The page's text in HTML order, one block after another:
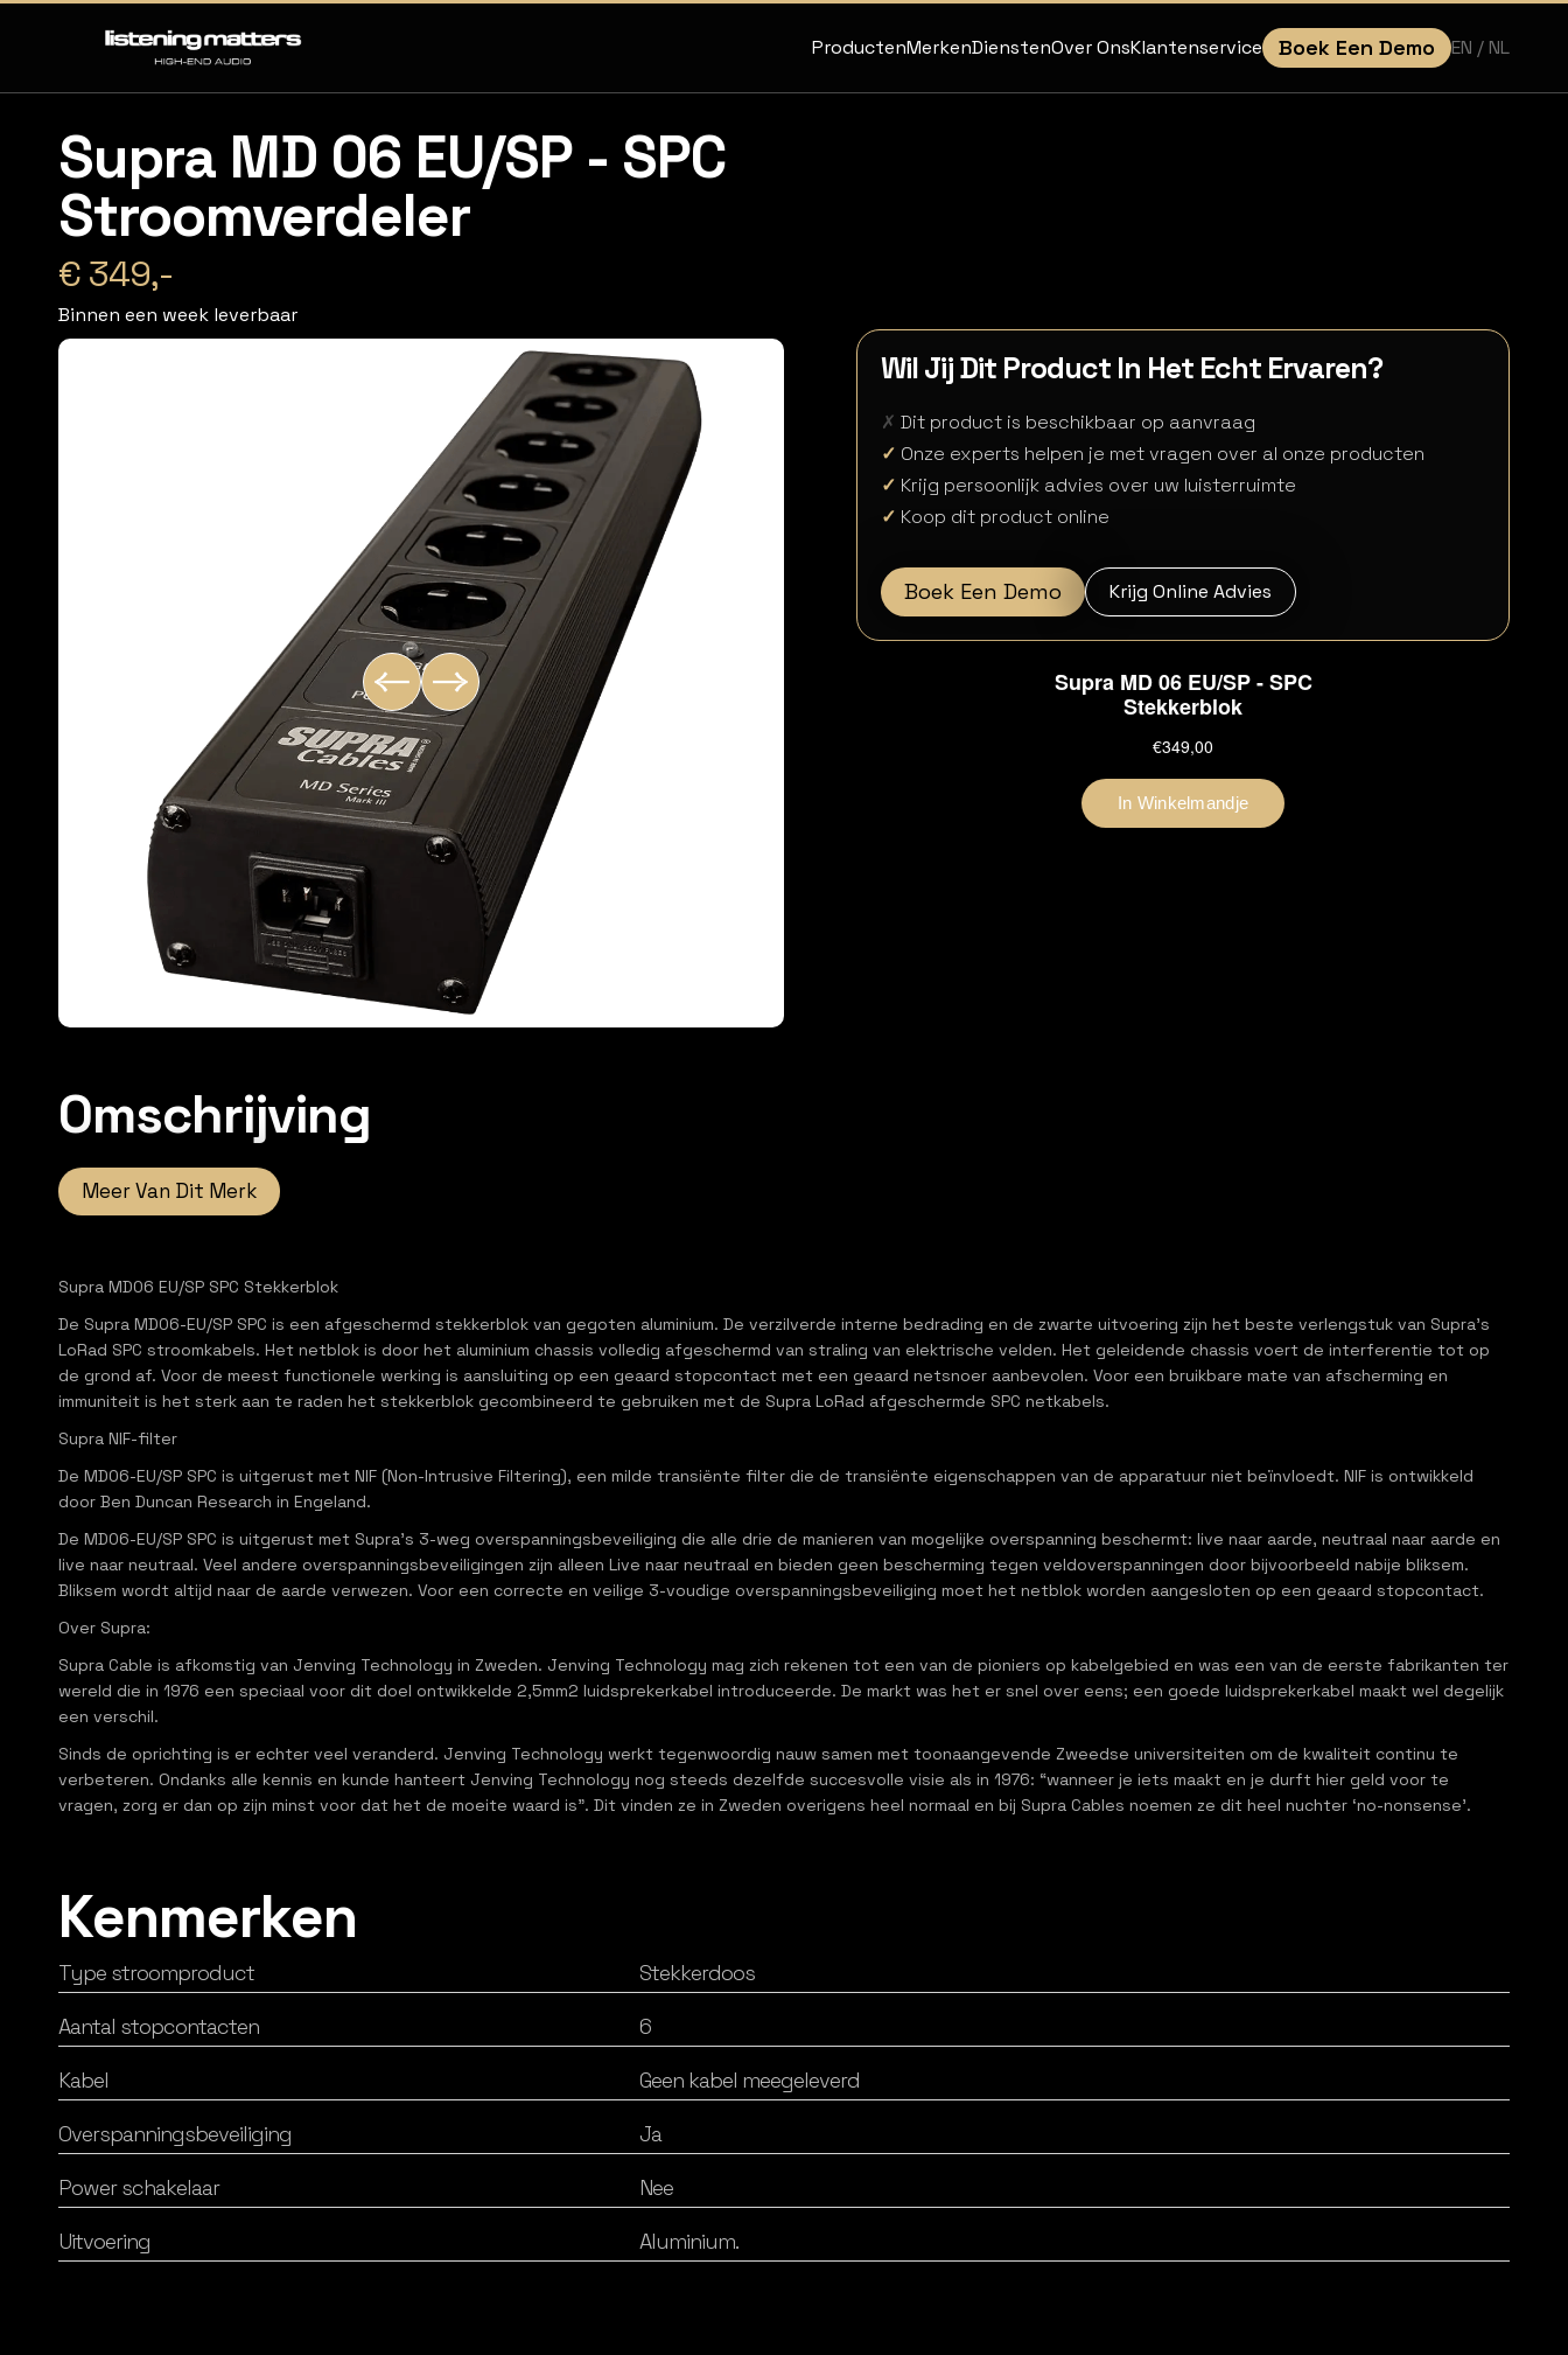
ProductenMerkenDienstenOver OnsKlantenservice Boek Een Demo EN / NL
Supra MD 06 EU/SP - SPC
Stroomverdeler
€ 349,-
Binnen een week leverbaar
Wil Jij Dit Product In Het Echt Ervaren?
✗ Dit product is beschikbaar op aanvraag
✓ Onze experts helpen je met vragen over al onze producten
✓ Krijg persoonlijk advies over uw luisterruimte
✓ Koop dit product online
Boek Een Demo Krijg Online Advies
Omschrijving
Meer Van Dit Merk
Supra MD06 EU/SP SPC Stekkerblok
De Supra MD06-EU/SP SPC is een afgeschermd stekkerblok van gegoten aluminium. De verzilverde interne bedrading en de zwarte uitvoering zijn het beste verlengstuk van Supra’s
LoRad SPC stroomkabels. Het netblok is door het aluminium chassis volledig afgeschermd van straling van elektrische velden. Het geleidende chassis voert de interferentie tot op
de grond af. Voor de meest functionele werking is aansluiting op een geaard stopcontact met een geaard netsnoer aanbevolen. Voor een bruikbare mate van afscherming en
immuniteit is het sterk aan te raden het stekkerblok gecombineerd te gebruiken met de Supra LoRad afgeschermde SPC netkabels.
Supra NIF-filter
De MD06-EU/SP SPC is uitgerust met NIF (Non-Intrusive Filtering), een milde transiënte filter die de transiënte eigenschappen van de apparatuur niet beïnvloedt. NIF is ontwikkeld
door Ben Duncan Research in Engeland.
De MD06-EU/SP SPC is uitgerust met Supra’s 3-weg overspanningsbeveiliging die alle drie de manieren van mogelijke overspanning beschermt: live naar aarde, neutraal naar aarde en
live naar neutraal. Veel andere overspanningsbeveiligingen zijn alleen Live naar neutraal en bieden geen bescherming tegen veldoverspanningen door bijvoorbeeld nabije bliksem.
Bliksem wordt altijd naar de aarde verwezen. Voor een correcte en veilige 3-voudige overspanningsbeveiliging moet het netblok worden aangesloten op een geaard stopcontact.
Over Supra:
Supra Cable is afkomstig van Jenving Technology in Zweden. Jenving Technology mag zich rekenen tot een van de pioniers op kabelgebied en was een van de eerste fabrikanten ter
wereld die in 1976 een speciaal voor dit doel ontwikkelde 2,5mm2 luidsprekerkabel introduceerde. De markt was het er snel over eens; een goede luidsprekerkabel maakt wel degelijk
een verschil.
Sinds de oprichting is er echter veel veranderd. Jenving Technology werkt tegenwoordig nauw samen met toonaangevende Zweedse universiteiten om de kwaliteit continu te
verbeteren. Ondanks alle kennis en kunde hanteert Jenving Technology nog steeds dezelfde succesvolle visie als in 1976: “wanneer je iets maakt en je durft hier geld voor te
vragen, zorg er dan op zijn minst voor dat het de moeite waard is”. Dit vinden ze in Zweden overigens heel normaal en bij Supra Cables noemen ze dit heel nuchter ‘no-nonsense’.
Kenmerken
Type stroomproduct
Stekkerdoos
Aantal stopcontacten
6
Kabel
Geen kabel meegeleverd
Overspanningsbeveiliging
Ja
Power schakelaar
Nee
Uitvoering
Aluminium.